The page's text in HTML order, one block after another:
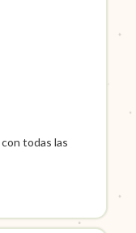
con todas las